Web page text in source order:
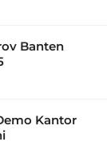
Banten
Kantor